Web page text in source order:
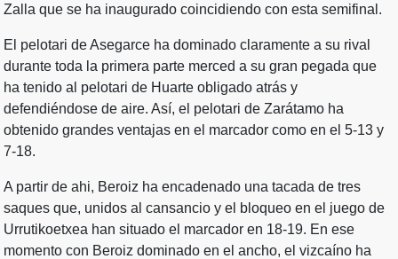
Zalla que se ha inaugurado coincidiendo con esta semifinal.
El pelotari de Asegarce ha dominado claramente a su rival
durante toda la primera parte merced a su gran pegada que
ha tenido al pelotari de Huarte obligado atrás y
defendiéndose de aire. Así, el pelotari de Zarátamo ha
obtenido grandes ventajas en el marcador como en el 5-13 y
7-18.
A partir de ahi, Beroiz ha encadenado una tacada de tres
saques que, unidos al cansancio y el bloqueo en el juego de
Urrutikoetxea han situado el marcador en 18-19. En ese
momento con Beroiz dominado en el ancho, el vizcaíno ha